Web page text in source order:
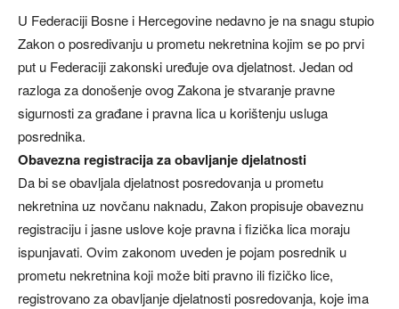
U Federaciji Bosne i Hercegovine nedavno je na snagu stupio
Zakon o posredivanju u prometu nekretnina kojim se po prvi
put u Federaciji zakonski uređuje ova djelatnost. Jedan od
razloga za donošenje ovog Zakona je stvaranje pravne
sigurnosti za građane i pravna lica u korištenju usluga
posrednika.
Obavezna registracija za obavljanje djelatnosti
Da bi se obavljala djelatnost posredovanja u prometu
nekretnina uz novčanu naknadu, Zakon propisuje obaveznu
registraciju i jasne uslove koje pravna i fizička lica moraju
ispunjavati. Ovim zakonom uveden je pojam posrednik u
prometu nekretnina koji može biti pravno ili fizičko lice,
registrovano za obavljanje djelatnosti posredovanja, koje ima